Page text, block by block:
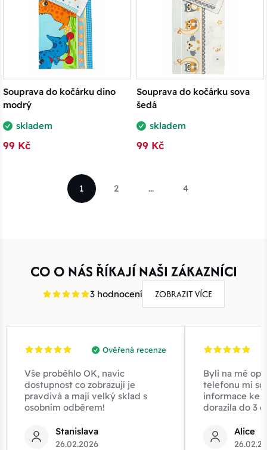
Souprava do kočárku dino
modrý
skladem
99 Kč
Souprava do kočárku sova
šedá
skladem
99 Kč
1 2 ... 4
CO O NÁS ŘÍKAJÍ NAŠI ZÁKAZNÍCI
3 hodnocení ZOBRAZIT VÍCE
Ověřená recenze
Vše proběhlo OK, navíc
dostupnost co zobrazují je
pravdivá a mají velký sklad s
osobním odběrem!
Stanislava
26.02.2026
Byli na mě
telefonu mi
informace ke
dorazila do 3
Alice